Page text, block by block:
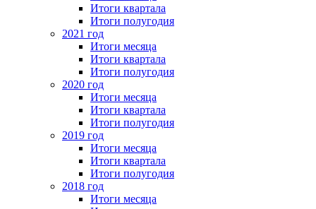
Итоги квартала
Итоги полугодия
2021 год
Итоги месяца
Итоги квартала
Итоги полугодия
2020 год
Итоги месяца
Итоги квартала
Итоги полугодия
2019 год
Итоги месяца
Итоги квартала
Итоги полугодия
2018 год
Итоги месяца